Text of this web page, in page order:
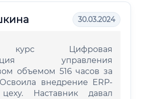
30.03.2024
курс Цифровая
управления
объемом 516 часов за
внедрение ERP-
Наставник давал